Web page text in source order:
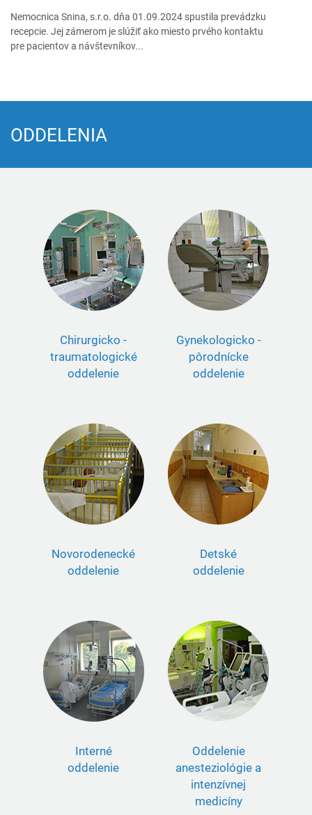
Nemocnica Snina, s.r.o. dňa 01.09.2024 spustila prevádzku
recepcie. Jej zámerom je slúžiť ako miesto prvého kontaktu
pre pacientov a návštevníkov...
ODDELENIA
Chirurgicko -
traumatologické
oddelenie
Gynekologicko -
pôrodnícke
oddelenie
Novorodenecké
oddelenie
Detské
oddelenie
Interné
oddelenie
Oddelenie
anesteziológie a
intenzívnej
medicíny